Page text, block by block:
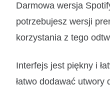
Darmowa wersja
potrzebujesz wersji
korzystania z tego
Interfejs jest piękny i
łatwo dodawać